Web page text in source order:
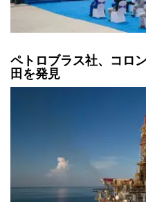
ペトロブラス社、コロ
田を発見